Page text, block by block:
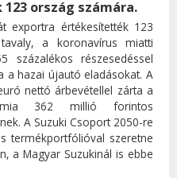
ország számára.
exportra értékesítették 123
a koronavírus miatti
százalékos részesedéssel
a hazai újautó eladásokat. A
nettó árbevétellel zárta a
362 millió forintos
A Suzuki Csoport 2050-re
termékportfólióval szeretne
a Magyar Suzukinál is ebbe